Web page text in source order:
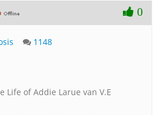
0
1148
Life of Addie Larue van V.E